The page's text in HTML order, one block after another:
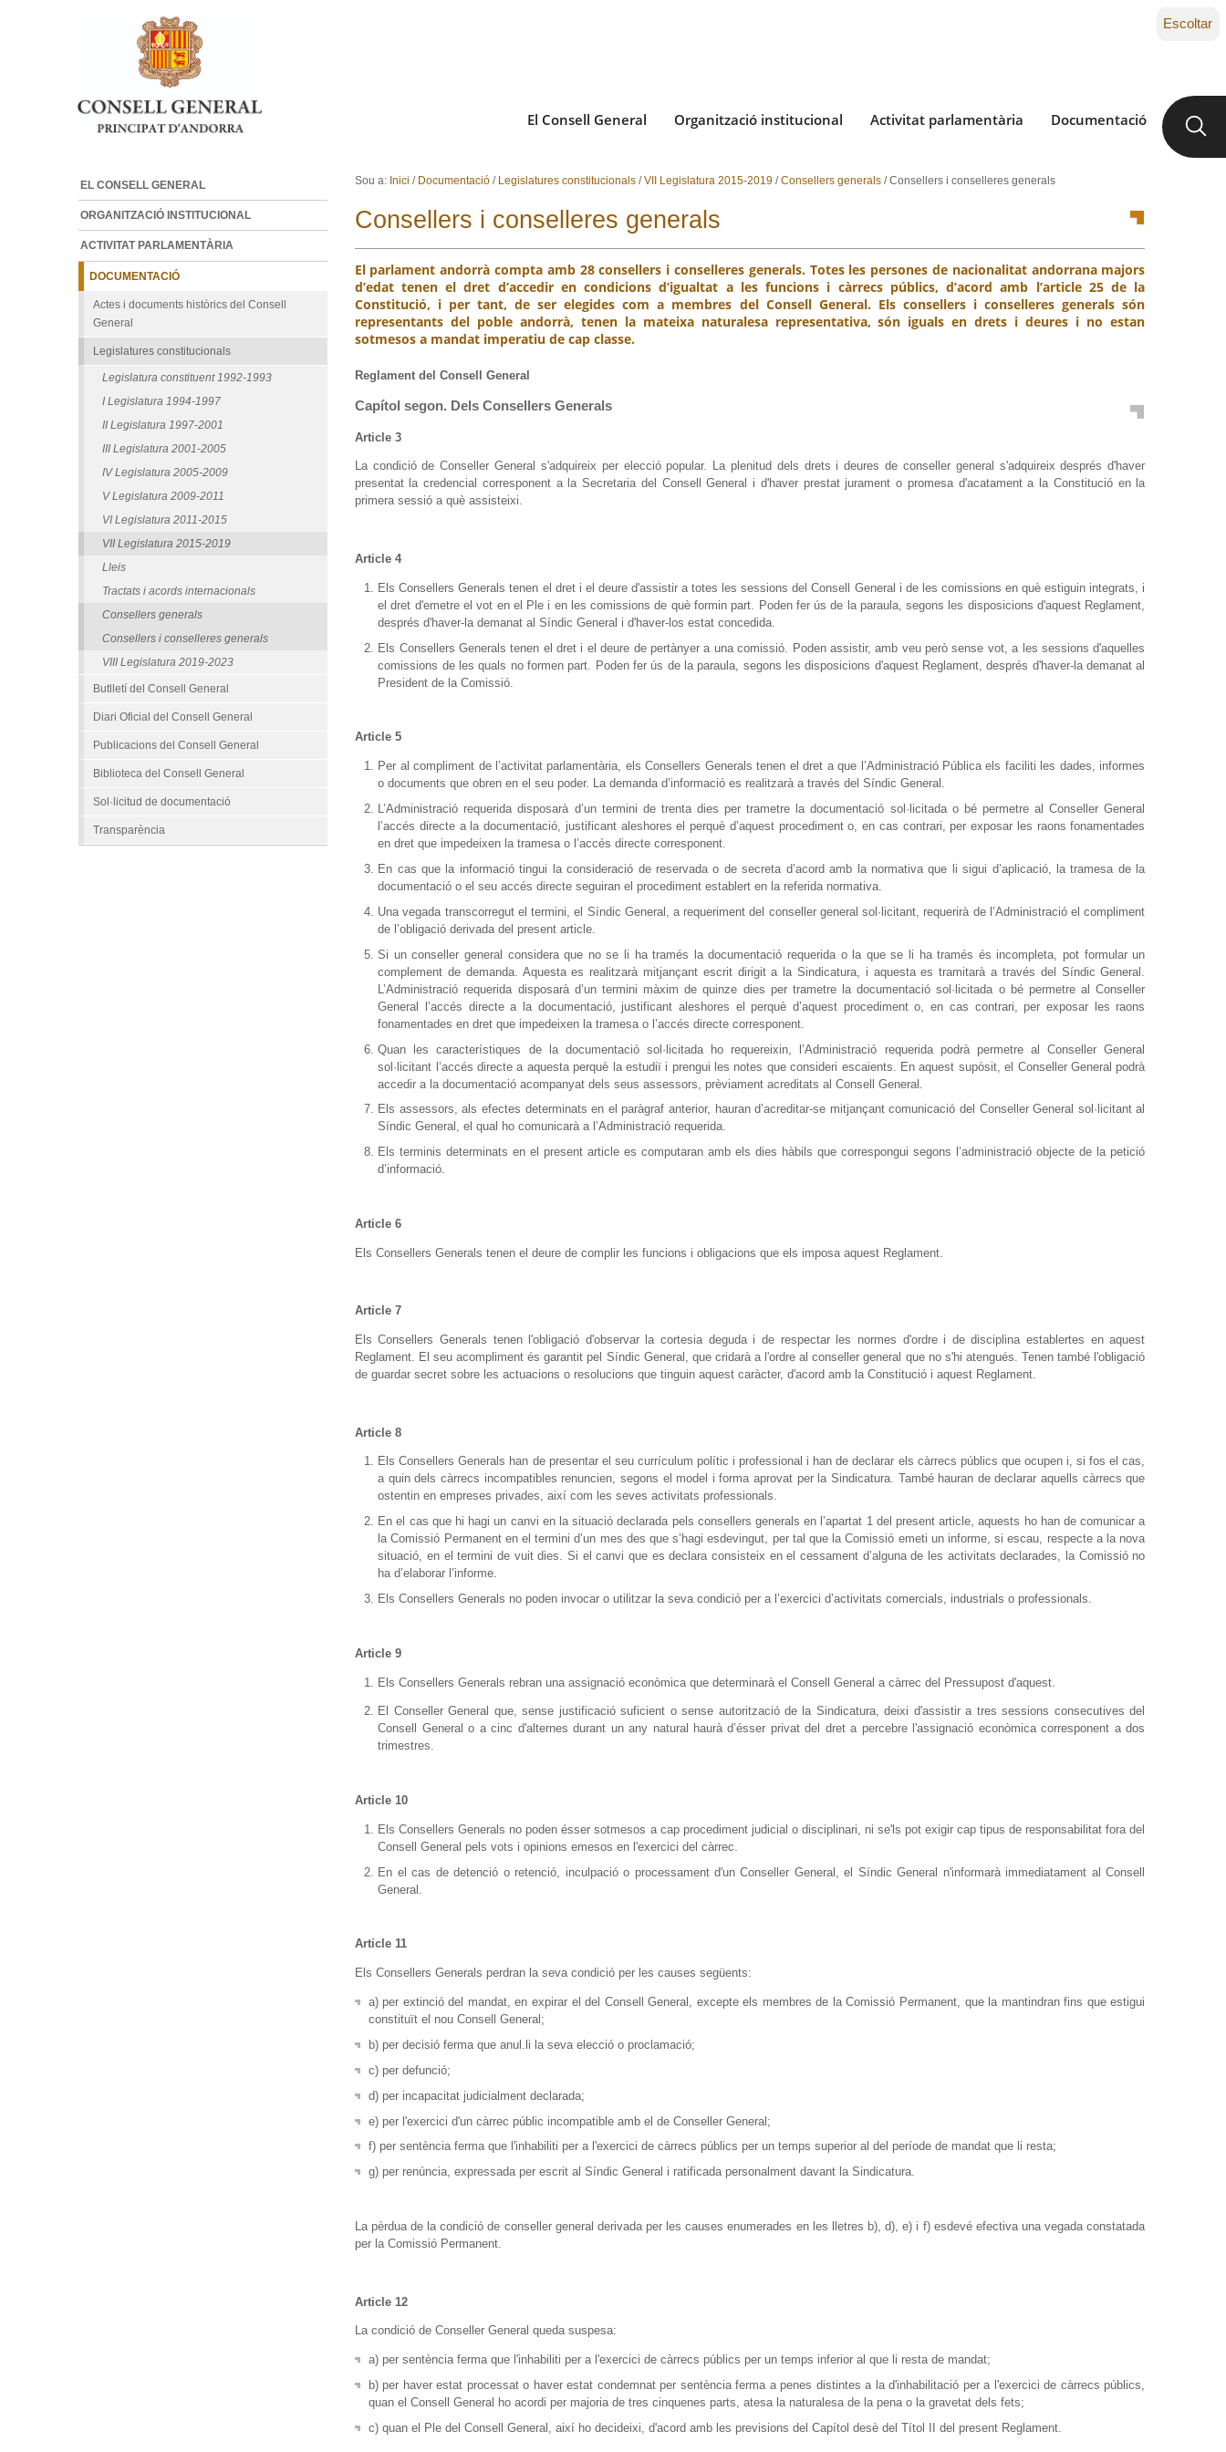
Ves al contingut.
Salta a la navegació
El Consell General Organització institucional Activitat parlamentària Documentació
Escoltar
Sou a: Inici / Documentació / Legislatures constitucionals /VII Legislatura 2015-2019 /Consellers generals /Consellers i conselleres generals
Consellers i conselleres generals
El parlament andorrà compta amb 28 consellers i conselleres generals. Totes les persones de nacionalitat andorrana majors
d’edat tenen el dret d’accedir en condicions d’igualtat a les funcions i càrrecs públics, d’acord amb l’article 25 de la
Constitució, i per tant, de ser elegides com a membres del Consell General. Els consellers i conselleres generals són
representants del poble andorrà, tenen la mateixa naturalesa representativa, són iguals en drets i deures i no estan
sotmesos a mandat imperatiu de cap classe.
Reglament del Consell General
Capítol segon. Dels Consellers Generals
Article 3
La condició de Conseller General s'adquireix per elecció popular. La plenitud dels drets i deures de conseller general s'adquireix després d'haver
presentat la credencial corresponent a la Secretaria del Consell General i d'haver prestat jurament o promesa d'acatament a la Constitució en la
primera sessió a què assisteixi.
Article 4
Els Consellers Generals tenen el dret i el deure d'assistir a totes les sessions del Consell General i de les comissions en què estiguin integrats, i
el dret d'emetre el vot en el Ple i en les comissions de què formin part. Poden fer ús de la paraula, segons les disposicions d'aquest Reglament,
després d'haver-la demanat al Síndic General i d'haver-los estat concedida.
Els Consellers Generals tenen el dret i el deure de pertànyer a una comissió. Poden assistir, amb veu però sense vot, a les sessions d'aquelles
comissions de les quals no formen part. Poden fer ús de la paraula, segons les disposicions d'aquest Reglament, després d'haver-la demanat al
President de la Comissió.
Article 5
Per al compliment de l’activitat parlamentària, els Consellers Generals tenen el dret a que l’Administració Pública els faciliti les dades, informes
o documents que obren en el seu poder. La demanda d’informació es realitzarà a través del Síndic General.
L’Administració requerida disposarà d’un termini de trenta dies per trametre la documentació sol·licitada o bé permetre al Conseller General
l’accés directe a la documentació, justificant aleshores el perquè d’aquest procediment o, en cas contrari, per exposar les raons fonamentades
en dret que impedeixen la tramesa o l’accés directe corresponent.
En cas que la informació tingui la consideració de reservada o de secreta d’acord amb la normativa que li sigui d’aplicació, la tramesa de la
documentació o el seu accés directe seguiran el procediment establert en la referida normativa.
Una vegada transcorregut el termini, el Síndic General, a requeriment del conseller general sol·licitant, requerirà de l’Administració el compliment
de l’obligació derivada del present article.
Si un conseller general considera que no se li ha tramés la documentació requerida o la que se li ha tramés és incompleta, pot formular un
complement de demanda. Aquesta es realitzarà mitjançant escrit dirigit a la Sindicatura, i aquesta es tramitarà a través del Síndic General.
L’Administració requerida disposarà d’un termini màxim de quinze dies per trametre la documentació sol·licitada o bé permetre al Conseller
General l’accés directe a la documentació, justificant aleshores el perquè d’aquest procediment o, en cas contrari, per exposar les raons
fonamentades en dret que impedeixen la tramesa o l’accés directe corresponent.
Quan les característiques de la documentació sol·licitada ho requereixin, l’Administració requerida podrà permetre al Conseller General
sol·licitant l’accés directe a aquesta perquè la estudiï i prengui les notes que consideri escaients. En aquest supòsit, el Conseller General podrà
accedir a la documentació acompanyat dels seus assessors, prèviament acreditats al Consell General.
Els assessors, als efectes determinats en el paràgraf anterior, hauran d’acreditar-se mitjançant comunicació del Conseller General sol·licitant al
Síndic General, el qual ho comunicarà a l’Administració requerida.
Els terminis determinats en el present article es computaran amb els dies hàbils que correspongui segons l’administració objecte de la petició
d’informació.
Article 6
Els Consellers Generals tenen el deure de complir les funcions i obligacions que els imposa aquest Reglament.
Article 7
Els Consellers Generals tenen l'obligació d'observar la cortesia deguda i de respectar les normes d'ordre i de disciplina establertes en aquest
Reglament. El seu acompliment és garantit pel Síndic General, que cridarà a l'ordre al conseller general que no s'hi atengués. Tenen també l'obligació
de guardar secret sobre les actuacions o resolucions que tinguin aquest caràcter, d'acord amb la Constitució i aquest Reglament.
Article 8
Els Consellers Generals han de presentar el seu currículum polític i professional i han de declarar els càrrecs públics que ocupen i, si fos el cas,
a quin dels càrrecs incompatibles renuncien, segons el model i forma aprovat per la Sindicatura. També hauran de declarar aquells càrrecs que
ostentin en empreses privades, així com les seves activitats professionals.
En el cas que hi hagi un canvi en la situació declarada pels consellers generals en l’apartat 1 del present article, aquests ho han de comunicar a
la Comissió Permanent en el termini d’un mes des que s’hagi esdevingut, per tal que la Comissió emeti un informe, si escau, respecte a la nova
situació, en el termini de vuit dies. Si el canvi que es declara consisteix en el cessament d’alguna de les activitats declarades, la Comissió no
ha d’elaborar l’informe.
Els Consellers Generals no poden invocar o utilitzar la seva condició per a l’exercici d’activitats comercials, industrials o professionals.
Article 9
Els Consellers Generals rebran una assignació econòmica que determinarà el Consell General a càrrec del Pressupost d'aquest.
El Conseller General que, sense justificació suficient o sense autorització de la Sindicatura, deixi d'assistir a tres sessions consecutives del
Consell General o a cinc d'alternes durant un any natural haurà d’ésser privat del dret a percebre l'assignació econòmica corresponent a dos
trimestres.
Article 10
Els Consellers Generals no poden ésser sotmesos a cap procediment judicial o disciplinari, ni se'ls pot exigir cap tipus de responsabilitat fora del
Consell General pels vots i opinions emesos en l'exercici del càrrec.
En el cas de detenció o retenció, inculpació o processament d'un Conseller General, el Síndic General n'informarà immediatament al Consell
General.
Article 11
Els Consellers Generals perdran la seva condició per les causes següents:
a) per extinció del mandat, en expirar el del Consell General, excepte els membres de la Comissió Permanent, que la mantindran fins que estigui
constituït el nou Consell General;
b) per decisió ferma que anul.li la seva elecció o proclamació;
c) per defunció;
d) per incapacitat judicialment declarada;
e) per l'exercici d'un càrrec públic incompatible amb el de Conseller General;
f) per sentència ferma que l'inhabiliti per a l'exercici de càrrecs públics per un temps superior al del període de mandat que li resta;
g) per renúncia, expressada per escrit al Síndic General i ratificada personalment davant la Sindicatura.
La pèrdua de la condició de conseller general derivada per les causes enumerades en les lletres b), d), e) i f) esdevé efectiva una vegada constatada
per la Comissió Permanent.
Article 12
La condició de Conseller General queda suspesa:
a) per sentència ferma que l'inhabiliti per a l'exercici de càrrecs públics per un temps inferior al que li resta de mandat;
b) per haver estat processat o haver estat condemnat per sentència ferma a penes distintes a la d'inhabilitació per a l'exercici de càrrecs públics,
quan el Consell General ho acordi per majoria de tres cinquenes parts, atesa la naturalesa de la pena o la gravetat dels fets;
c) quan el Ple del Consell General, així ho decideixi, d'acord amb les previsions del Capítol desè del Títol II del present Reglament.
EL CONSELL GENERAL
ORGANITZACIÓ INSTITUCIONAL
ACTIVITAT PARLAMENTÀRIA
DOCUMENTACIÓ
Actes i documents històrics del Consell
General
Legislatures constitucionals
Legislatura constituent 1992-1993
I Legislatura 1994-1997
II Legislatura 1997-2001
III Legislatura 2001-2005
IV Legislatura 2005-2009
V Legislatura 2009-2011
VI Legislatura 2011-2015
VII Legislatura 2015-2019
Lleis
Tractats i acords internacionals
Consellers generals
Consellers i conselleres generals
VIII Legislatura 2019-2023
Butlletí del Consell General
Diari Oficial del Consell General
Publicacions del Consell General
Biblioteca del Consell General
Sol·licitud de documentació
Transparència